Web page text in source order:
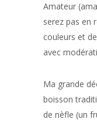
Amateur
serez pas en
couleurs et
avec
Ma grande
boisson
de nèfle (un